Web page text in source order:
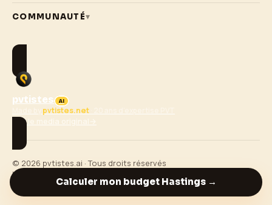
Calculer mon budget Hastings→
COMMUNAUTÉ▾
pvtistes AI
pvtistes.net
Voir le media original
© 2026 pvtistes.ai · Tous droits réservés
L'Entraide